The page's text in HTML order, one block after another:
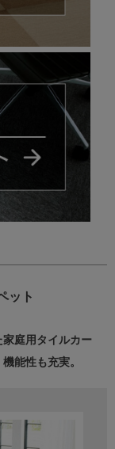
ット
庭用タイルカー
能性も充実。